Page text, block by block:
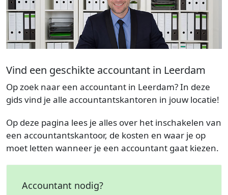
Vind een geschikte accountant in Leerdam
Op zoek naar een accountant in Leerdam? In deze
gids vind je alle accountantskantoren in jouw locatie!
Op deze pagina lees je alles over het inschakelen van
een accountantskantoor, de kosten en waar je op
moet letten wanneer je een accountant gaat kiezen.
Accountant nodig?